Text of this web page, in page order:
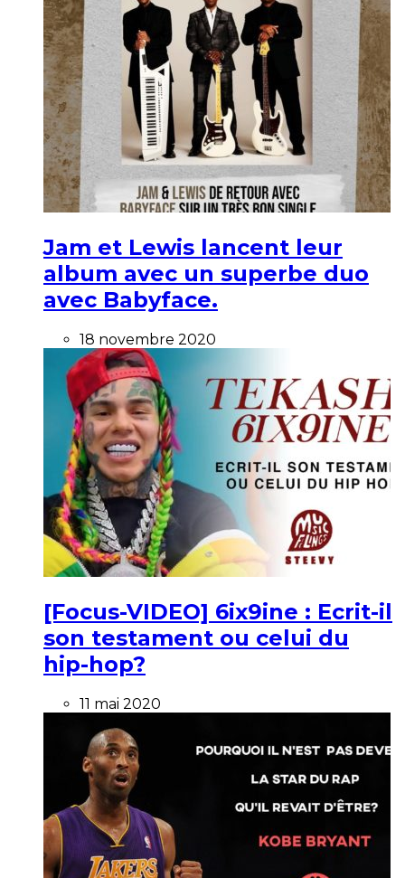
Jam et Lewis lancent leur
album avec un superbe duo
avec Babyface.
18 novembre 2020
[Focus-VIDEO] 6ix9ine : Ecrit-il
son testament ou celui du
hip-hop?
11 mai 2020